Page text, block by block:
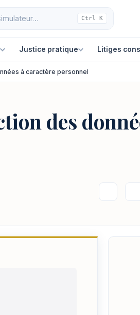
Ctrl K
Justice pratique Litiges
à caractère personnel
des